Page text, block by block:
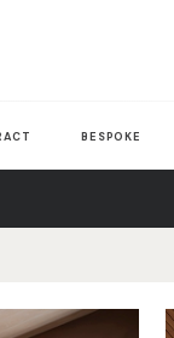
BESPOKE